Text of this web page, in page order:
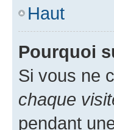
Haut
Pourquoi
Si vous ne
chaque
pendant